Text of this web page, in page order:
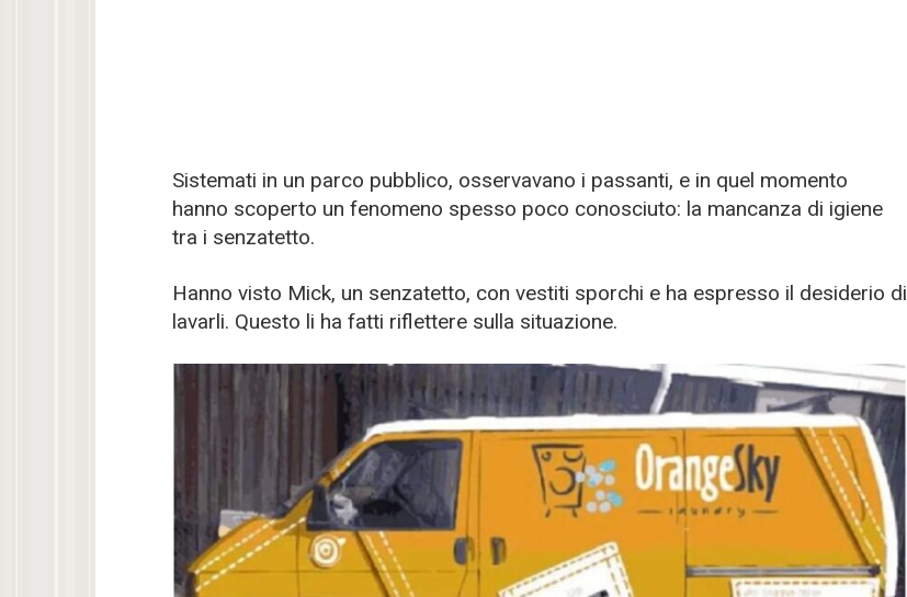
Sistemati in un parco pubblico, osservavano i passanti, e in quel momento
hanno scoperto un fenomeno spesso poco conosciuto: la mancanza di igiene
tra i senzatetto.
Hanno visto Mick, un senzatetto, con vestiti sporchi e ha espresso il desiderio di
lavarli. Questo li ha fatti riflettere sulla situazione.